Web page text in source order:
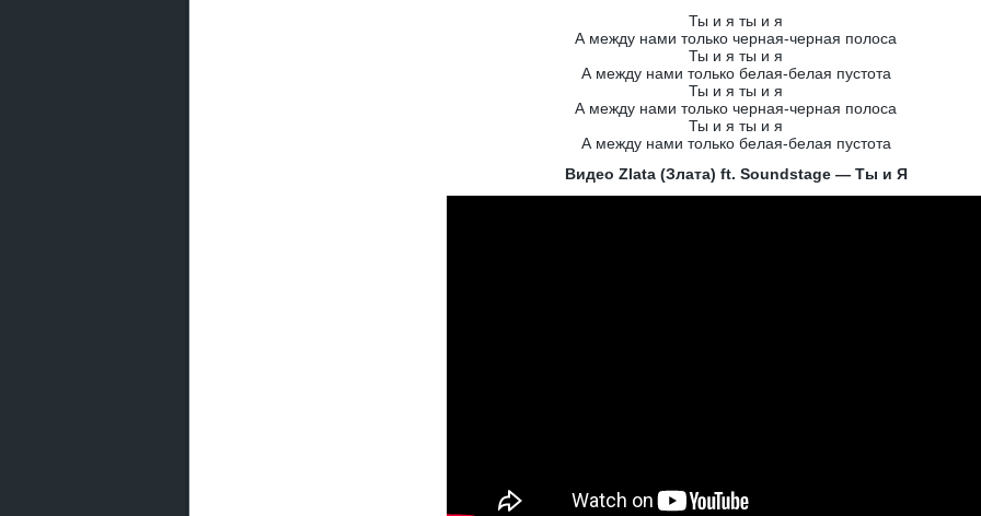
Ты и я ты и я
А между нами только черная-черная полоса
Ты и я ты и я
А между нами только белая-белая пустота
Ты и я ты и я
А между нами только черная-черная полоса
Ты и я ты и я
А между нами только белая-белая пустота
Видео Zlata (Злата) ft. Soundstage — Ты и Я